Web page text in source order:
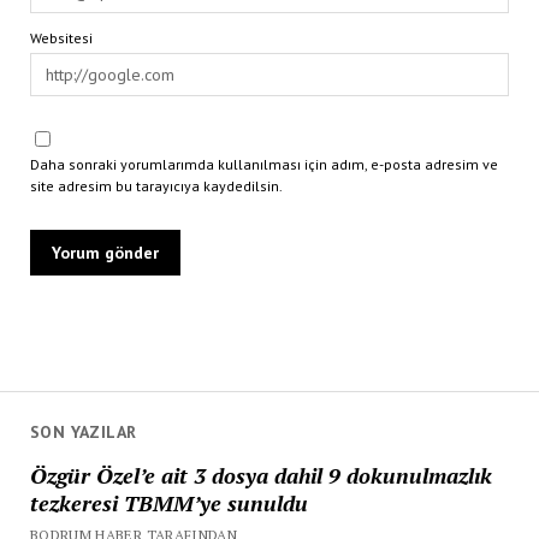
SON YAZILAR
Özgür Özel’e ait 3 dosya dahil 9 dokunulmazlık
tezkeresi TBMM’ye sunuldu
BODRUM HABER TARAFINDAN
Websitesi
Daha sonraki yorumlarımda kullanılması için adım, e-posta adresim ve
site adresim bu tarayıcıya kaydedilsin.